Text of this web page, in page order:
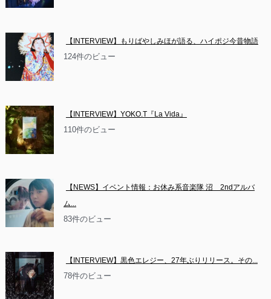
【INTERVIEW】もりばやしみほが語る、ハイポジ今昔物語
124件のビュー
【INTERVIEW】YOKO.T『La Vida』
110件のビュー
【NEWS】イベント情報：お休み系音楽隊 沼　2ndアルバ
ム...
83件のビュー
【INTERVIEW】黒色エレジー、27年ぶりリリース。その...
78件のビュー